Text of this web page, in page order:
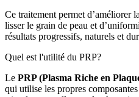
Ce traitement permet d’améliorer
lisser le grain de peau et
résultats progressifs, naturels et
Quel est l'utilité du PRP?
Le PRP (Plasma Riche en
qui utilise les propres